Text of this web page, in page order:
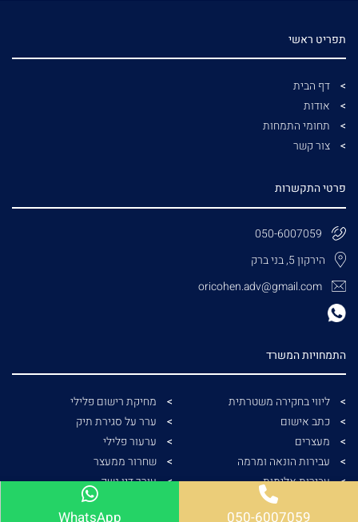
תפריט ראשי
דף הבית
אודות
תחומי התמחות
צור קשר
התמחויות המשרד
ליווי בחקירה משטרתית
כתב אישום
מעצרים
עבירות הונאה ומרמה
עבירות אלימות
מחיקת רישום פלילי
ערר על סגירת תיק
ערעור פלילי
שחרור ממעצר
עורך דין נשק
בקשה לצו הגנה
פרטי התקשרות
050-6007059
הירקון 5, בני ברק
oricohen.adv@gmail.com
050-6007059
WhatsApp